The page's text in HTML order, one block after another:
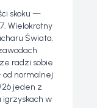
skoku —
Wielokrotny
Świata.
radzi sobie
od normalnej
jeden z
igrzyskach w